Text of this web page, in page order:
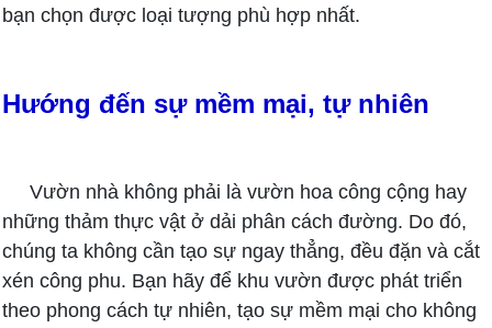
bạn chọn được loại tượng phù hợp nhất.
Hướng đến sự mềm mại, tự nhiên
Vườn nhà không phải là vườn hoa công cộng hay
những thảm thực vật ở dải phân cách đường. Do đó,
chúng ta không cần tạo sự ngay thẳng, đều đặn và cắt
xén công phu. Bạn hãy để khu vườn được phát triển
theo phong cách tự nhiên, tạo sự mềm mại cho không